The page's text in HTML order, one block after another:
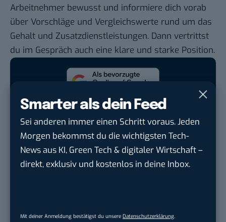
Smarter als dein Feed
Sei anderen immer einen Schritt voraus. Jeden
Morgen bekommst du die wichtigsten Tech-
News aus KI, Green Tech & digitaler Wirtschaft –
direkt, exklusiv und kostenlos in deine Inbox.
Mit deiner Anmeldung bestätigst du unsere Datenschutzerklärung
Arbeitnehmer bewusst und informiere dich vorab
über Vorschläge und Vergleichswerte rund um das
Gehalt und Zusatzdienstleistungen. Dann vertrittst
du im Gespräch auch eine klare und starke Position.
Google lässt dich jetzt selbst bestimmen,
BASIC thinking kostenlos als bevorzugte
Quelle hinzufügen und damit unabhängigen
Tech-Journalismus unterstützen. Vielen Dank!
Auch interessant: